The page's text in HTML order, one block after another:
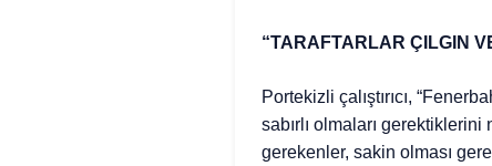
“TARAFTARLAR ÇILGIN
Portekizli çalıştırıcı,
sabırlı olmaları gerektiklerini
gerekenler, sakin olması